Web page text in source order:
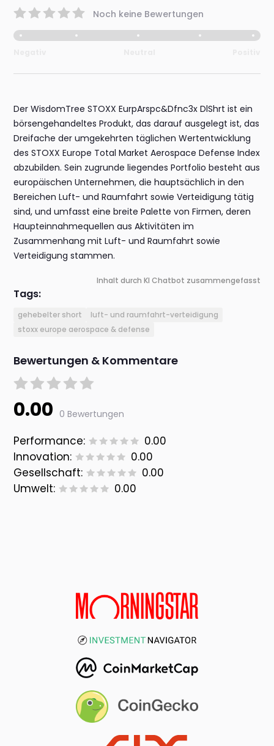
Noch keine Bewertungen
Der WisdomTree STOXX EurpArspc&Dfnc3x DlShrt ist ein
börsengehandeltes Produkt, das darauf ausgelegt ist, das
Dreifache der umgekehrten täglichen Wertentwicklung
des STOXX Europe Total Market Aerospace Defense Index
abzubilden. Sein zugrunde liegendes Portfolio besteht aus
europäischen Unternehmen, die hauptsächlich in den
Bereichen Luft- und Raumfahrt sowie Verteidigung tätig
sind, und umfasst eine breite Palette von Firmen, deren
Haupteinnahmequellen aus Aktivitäten im
Zusammenhang mit Luft- und Raumfahrt sowie
Verteidigung stammen.
Inhalt durch KI Chatbot zusammengefasst
Tags:
gehebelter short
luft- und raumfahrt-verteidigung
stoxx europe aerospace & defense
Bewertungen & Kommentare
0.00 0 Bewertungen
Performance:
0.00
Innovation:
0.00
Gesellschaft:
0.00
Umwelt:
0.00